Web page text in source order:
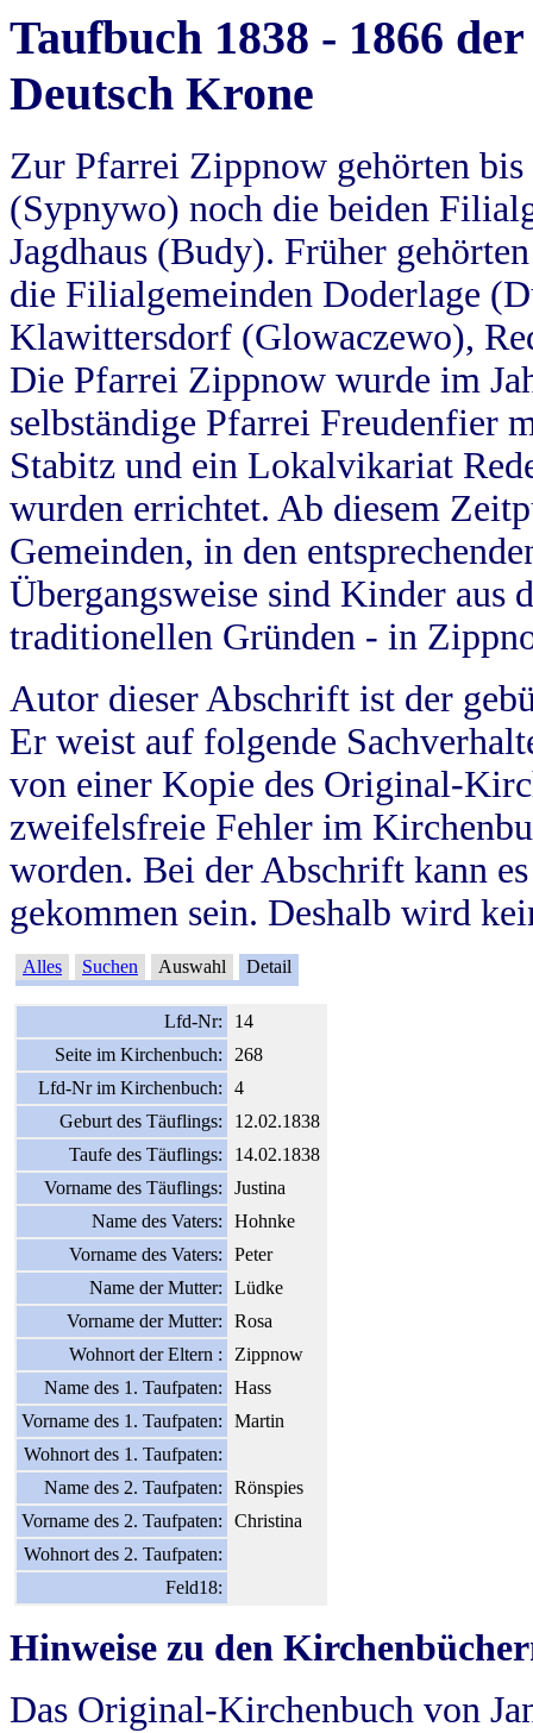
Taufbuch 1838 - 1866
Deutsch Krone
Zur Pfarrei Zippnow gehörten
(Sypnywo) noch die beiden
Jagdhaus (Budy). Früher
die Filialgemeinden Doderlage
Klawittersdorf (Glowaczewo),
Die Pfarrei Zippnow wurde im
selbständige Pfarrei Freudenfier
Stabitz und ein Lokalvikariat
wurden errichtet. Ab diesem
Gemeinden, in den
Übergangsweise sind Kinder aus
traditionellen Gründen - in
Autor dieser Abschrift ist der
Er weist auf folgende
von einer Kopie des Original-
zweifelsfreie Fehler im
worden. Bei der Abschrift kann
gekommen sein. Deshalb wird
Alles Suchen Auswahl Detail
Lfd-Nr:
14
Seite im Kirchenbuch:
268
Lfd-Nr im Kirchenbuch:
4
Geburt des Täuflings:
12.02.1838
Taufe des Täuflings:
14.02.1838
Vorname des Täuflings:
Justina
Name des Vaters:
Hohnke
Vorname des Vaters:
Peter
Name der Mutter:
Lüdke
Vorname der Mutter:
Rosa
Wohnort der Eltern :
Zippnow
Name des 1. Taufpaten:
Hass
Vorname des 1. Taufpaten:
Martin
Wohnort des 1. Taufpaten:
Name des 2. Taufpaten:
Rönspies
Vorname des 2. Taufpaten:
Christina
Wohnort des 2. Taufpaten:
Feld18:
Hinweise zu den
Das Original-Kirchenbuch von